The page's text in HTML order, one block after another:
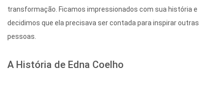
transformação. Ficamos impressionados com sua história e
decidimos que ela precisava ser contada para inspirar outras
pessoas.
A História de Edna Coelho